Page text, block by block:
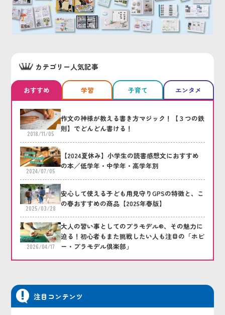
カテゴリー人気記事
おすすめ 学習 子育て エンタメ
2018/11/05
作文の神様が教える書き方マジック！【３つの鉄
則】でどんどん書ける！
2024/07/05
【2024夏休み】小学生の読書感想文におすすめ
の本／低学年・中学年・高学年別
2025/03/28
安心して使える子ども用見守りGPSの特徴と、こ
の春おすすめの商品【2025年春版】
2026/04/17
大人の習い事としてのプラモデル®、その魅力に
迫る！初心者もまた挑戦したい人も注目の「ホビ
ー・プラモデル倶楽部」
注目コンテンツ